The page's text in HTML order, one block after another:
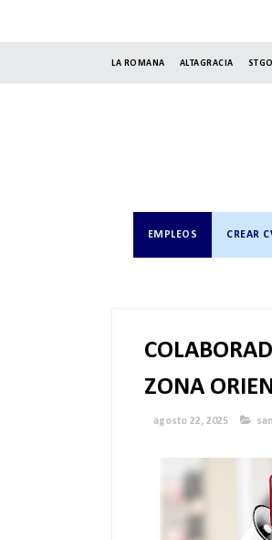
LA ROMANA ALTAGRACIA STGO
EMPLEOS CREAR
ZONA
agosto 22, 2025